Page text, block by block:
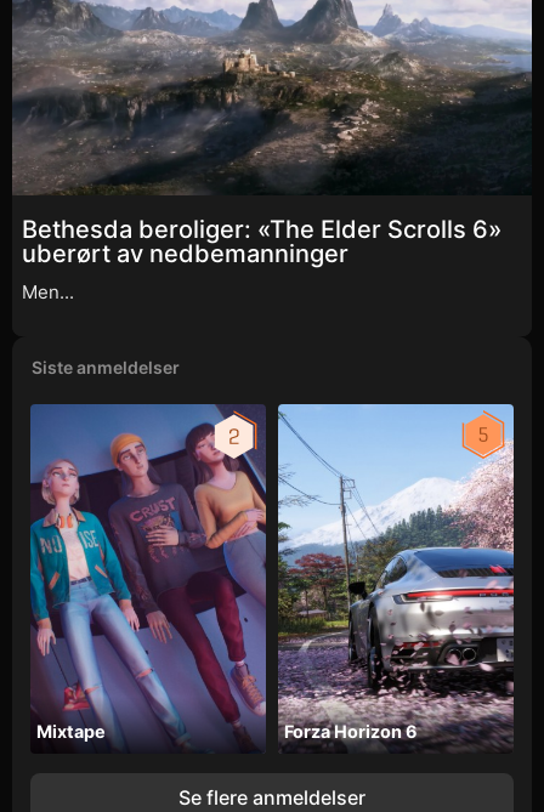
Bethesda beroliger: «The Elder Scrolls 6»
uberørt av nedbemanninger
Men...
Siste anmeldelser
Mixtape Forza Horizon 6
Se flere anmeldelser